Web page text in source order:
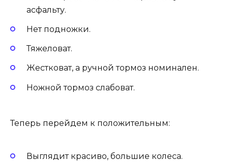
асфальту.
Нет подножки.
Тяжеловат.
Жестковат, а ручной тормоз номинален.
Ножной тормоз слабоват.
Теперь перейдем к положительным:
Выглядит красиво, большие колеса.